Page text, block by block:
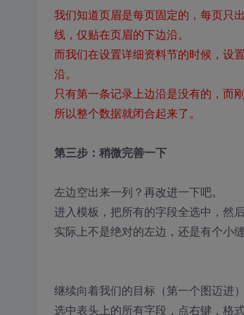
我们知道页眉是每页固定的，每页只
线，仅贴在页眉的下边沿。
而我们在设置详细资料节的时候，设
沿。
只有第一条记录上边沿是没有的，而
所以整个数据就闭合起来了。
第三步：稍微完善一下
左边空出来一列？再改进一下吧。
进入模板，把所有的字段全选中，然
实际上不是绝对的左边，还是有个小
继续向着我们的目标（第一个图迈进）
选中表头上的所有字段，点右键，格